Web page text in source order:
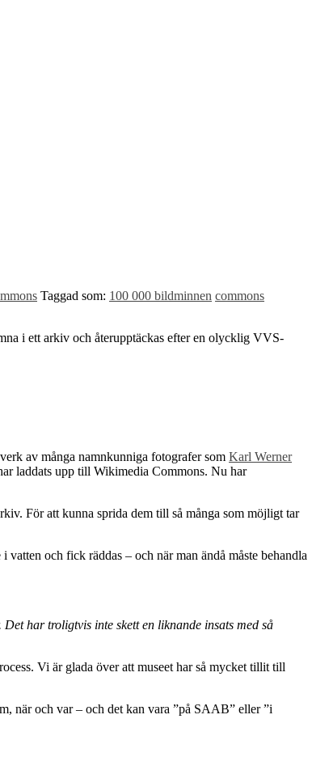
Taggad som: 100 000 bildminnen commons
i ett arkiv och återupptäckas efter en olycklig VVS-
av många namnkunniga fotografer som Karl Werner
laddats upp till Wikimedia Commons. Nu har
För att kunna sprida dem till så många som möjligt tar
och fick räddas – och när man ändå måste behandla
har troligtvis inte skett en liknande insats med så
Vi är glada över att museet har så mycket tillit till
när och var – och det kan vara ”på SAAB” eller ”i